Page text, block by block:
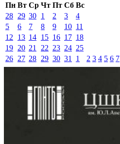
Пн Вт Ср Чт Пт Сб Вс
28 29 30 1 2 3
4
5
6 7 8 9 10 11
12
13 14 15 16 17 18
19 20 21 22 23 24 25
26 27 28 29 30 31 1 2 3 4 5 6 7